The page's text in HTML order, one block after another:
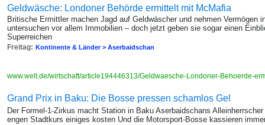
Geldwäsche: Londoner Behörde ermittelt mit McMafia
Britische Ermittler machen Jagd auf Geldwäscher und nehmen Vermögen
untersuchen vor allem Immobilien – doch jetzt geben sie sogar einen
Superreichen
Freitag: Kontinente & Länder > Aserbaidschan
www.welt.de/wirtschaft/article194446313/Geldwaesche-Londoner-Behoerde-
Grand Prix in Baku: Die Bosse pressen schamlos Gel
Der Formel-1-Zirkus macht Station in Baku Aserbaidschans
engen Stadtkurs einiges kosten Und die Motorsport-Bosse kassieren